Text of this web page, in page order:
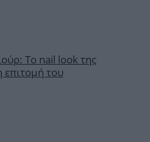
Το nail look της
επιτομή του